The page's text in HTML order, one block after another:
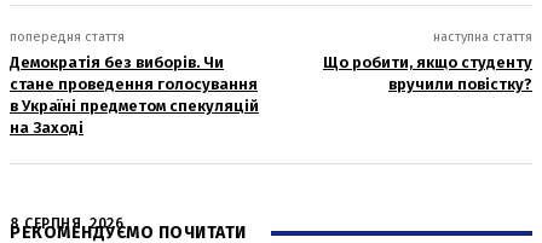
попередня стаття
Демократія без виборів. Чи
стане проведення голосування
в Україні предметом спекуляцій
на Заході
наступна стаття
Що робити, якщо студенту
вручили повістку?
РЕКОМЕНДУЄМО ПОЧИТАТИ
8 СЕРПНЯ, 2026